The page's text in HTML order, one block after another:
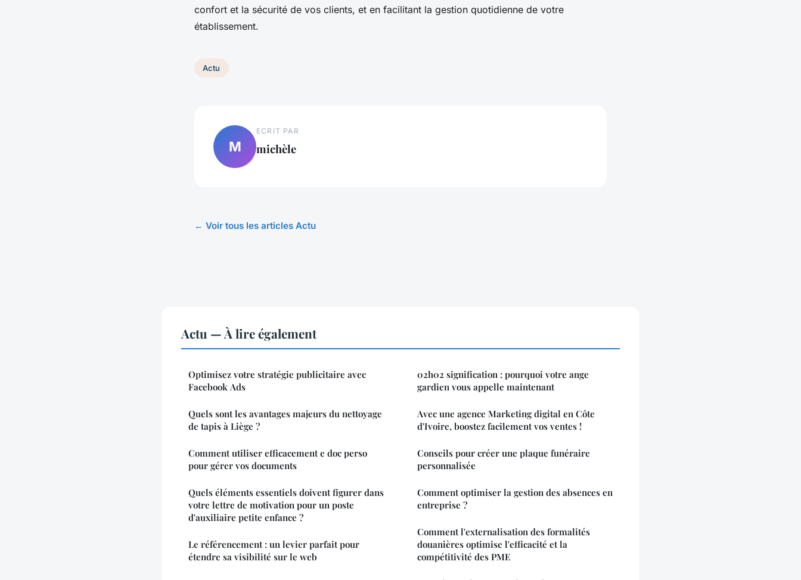
confort et la sécurité de vos clients, et en facilitant la gestion quotidienne de votre
établissement.
Actu
M
ECRIT PAR
michèle
← Voir tous les articles Actu
Actu — À lire également
Optimisez votre stratégie publicitaire avec
Facebook Ads
Quels sont les avantages majeurs du nettoyage
de tapis à Liège ?
Comment utiliser efficacement e doc perso
pour gérer vos documents
Quels éléments essentiels doivent figurer dans
votre lettre de motivation pour un poste
d'auxiliaire petite enfance ?
Le référencement : un levier parfait pour
étendre sa visibilité sur le web
02h02 signification : pourquoi votre ange
gardien vous appelle maintenant
Avec une agence Marketing digital en Côte
d'Ivoire, boostez facilement vos ventes !
Conseils pour créer une plaque funéraire
personnalisée
Comment optimiser la gestion des absences en
entreprise ?
Comment l'externalisation des formalités
douanières optimise l'efficacité et la
compétitivité des PME